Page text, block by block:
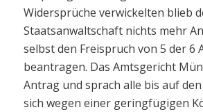
Widersprüche verwickelten blieb
Staatsanwaltschaft nichts mehr
selbst den Freispruch von 5 der 6
beantragen. Das Amtsgericht
Antrag und sprach alle bis auf
sich wegen einer geringfügigen